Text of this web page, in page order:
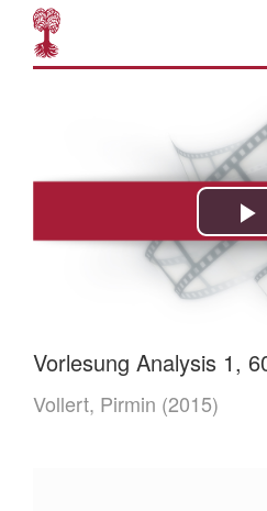
Vorlesung Analysis 1,
Vollert, Pirmin (2015)